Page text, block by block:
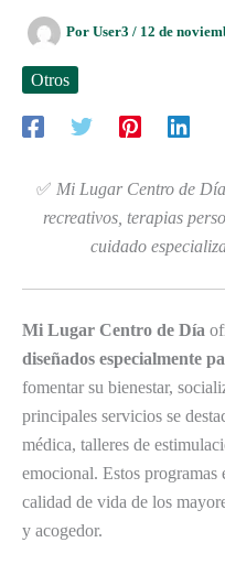
Por User3 / 12 de
Otros
✅ Mi Lugar Centro de
recreativos, terapias
cuidado
Mi Lugar Centro de Día
diseñados especialmente
fomentar su bienestar,
principales servicios se
médica, talleres de
emocional. Estos programas
calidad de vida de los
y acogedor.